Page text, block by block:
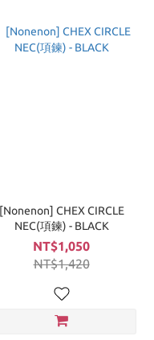
[Nonenon] CHEX CIRCLE
NEC(項鍊) - BLACK
NT$1,050
NT$1,420